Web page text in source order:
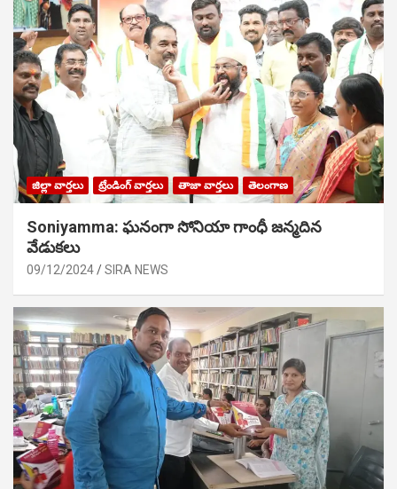
జిల్లా వార్తలు ట్రేండింగ్ వార్తలు తాజా వార్తలు తెలంగాణ
Soniyamma: ఘ‌నంగా సోనియా గాంధీ జ‌న్మ‌దిన
వేడుక‌లు
09/12/2024 SIRA NEWS